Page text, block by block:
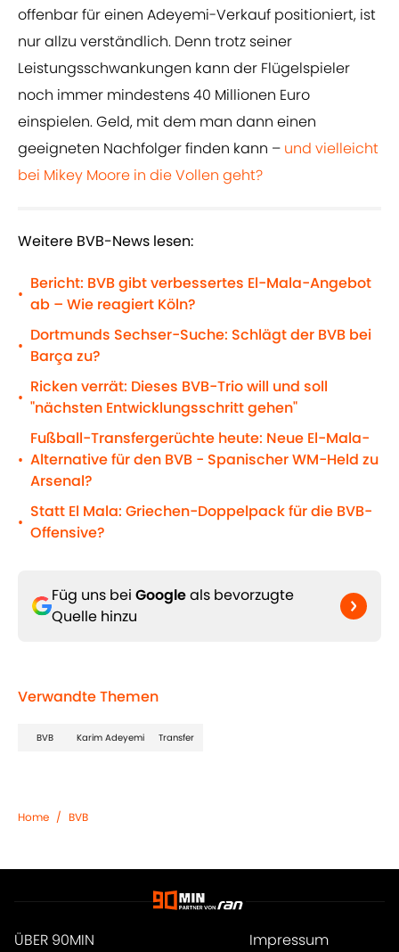
offenbar für einen Adeyemi-Verkauf positioniert, ist
nur allzu verständlich. Denn trotz seiner
Leistungsschwankungen kann der Flügelspieler
noch immer mindestens 40 Millionen Euro
einspielen. Geld, mit dem man dann einen
geeigneten Nachfolger finden kann – und vielleicht
bei Mikey Moore in die Vollen geht?
Weitere BVB-News lesen:
•
Bericht: BVB gibt verbessertes El-Mala-Angebot
ab – Wie reagiert Köln?
•
Dortmunds Sechser-Suche: Schlägt der BVB bei
Barça zu?
•
Ricken verrät: Dieses BVB-Trio will und soll
"nächsten Entwicklungsschritt gehen"
•
Fußball-Transfergerüchte heute: Neue El-Mala-
Alternative für den BVB - Spanischer WM-Held zu
Arsenal?
•
Statt El Mala: Griechen-Doppelpack für die BVB-
Offensive?
Füg uns bei Googleals bevorzugte
Quelle hinzu
Verwandte Themen
BVB Karim Adeyemi Transfer
Home / BVB
ÜBER 90MIN Impressum